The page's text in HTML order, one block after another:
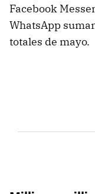
Facebook
WhatsApp
totales de mayo.